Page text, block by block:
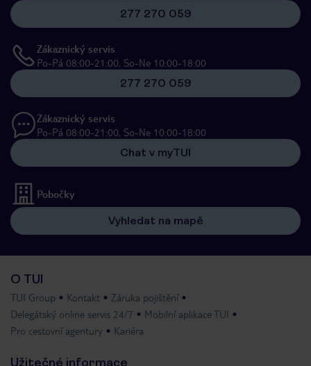
277 270 059
Zákaznický servis
Po-Pá 08:00-21:00, So-Ne 10:00-18:00
277 270 059
Zákaznický servis
Po-Pá 08:00-21:00, So-Ne 10:00-18:00
Chat v myTUI
Pobočky
Vyhledat na mapě
O TUI
TUI Group Kontakt
Záruka pojištění
Delegátský online servis 24/7
Mobilní aplikace TUI
Pro cestovní agentury
Kariéra
Užitečné informace